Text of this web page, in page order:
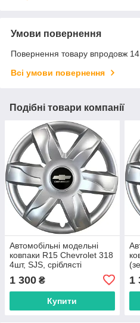
Умови повернення
Повернення товару впродовж 14
Всі умови повернення
Подібні товари компанії
Автомобільні модельні
ковпаки R15 Chevrolet 318
4шт, SJS, сріблясті
1 300 ₴
Купити
1